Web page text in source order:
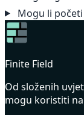
Mogu li
Finite Field
Od složenih
mogu koristiti